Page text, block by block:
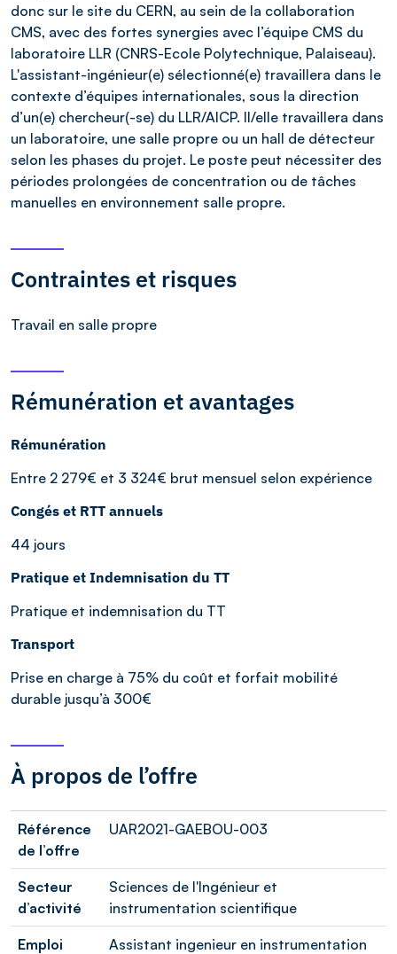
donc sur le site du CERN, au sein de la collaboration
CMS, avec des fortes synergies avec l’équipe CMS du
laboratoire LLR (CNRS-Ecole Polytechnique, Palaiseau).
L'assistant-ingénieur(e) sélectionné(e) travaillera dans le
contexte d’équipes internationales, sous la direction
d’un(e) chercheur(-se) du LLR/AICP. Il/elle travaillera dans
un laboratoire, une salle propre ou un hall de détecteur
selon les phases du projet. Le poste peut nécessiter des
périodes prolongées de concentration ou de tâches
manuelles en environnement salle propre.
Contraintes et risques
Travail en salle propre
Rémunération et avantages
Rémunération
Entre 2 279€ et 3 324€ brut mensuel selon expérience
Congés et RTT annuels
44 jours
Pratique et Indemnisation du TT
Pratique et indemnisation du TT
Transport
Prise en charge à 75% du coût et forfait mobilité
durable jusqu’à 300€
À propos de l’offre
Référence
de l’offre
UAR2021-GAEBOU-003
Secteur
d’activité
Sciences de l'Ingénieur et
instrumentation scientifique
Emploi
Assistant ingenieur en instrumentation